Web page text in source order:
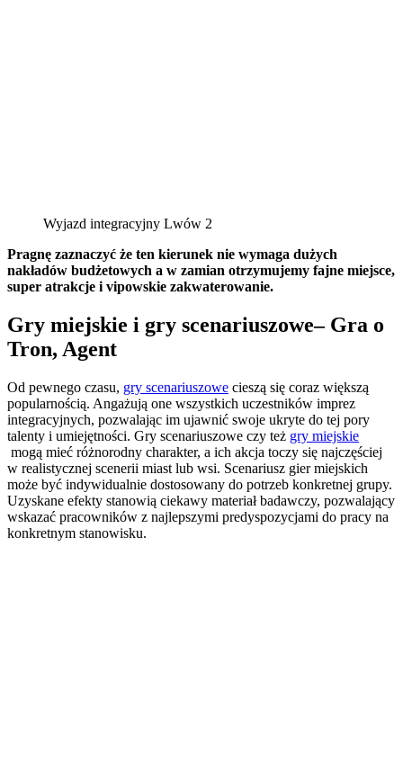
Wyjazd integracyjny Lwów 2
Pragnę zaznaczyć że ten kierunek nie wymaga dużych
nakładów budżetowych a w zamian otrzymujemy fajne miejsce,
super atrakcje i vipowskie zakwaterowanie.
Gry miejskie i gry scenariuszowe– Gra o
Tron, Agent
Od pewnego czasu, gry scenariuszowe cieszą się coraz większą
popularnością. Angażują one wszystkich uczestników imprez
integracyjnych, pozwalając im ujawnić swoje ukryte do tej pory
talenty i umiejętności. Gry scenariuszowe czy też gry miejskie
mogą mieć różnorodny charakter, a ich akcja toczy się najczęściej
w realistycznej scenerii miast lub wsi. Scenariusz gier miejskich
może być indywidualnie dostosowany do potrzeb konkretnej grupy.
Uzyskane efekty stanowią ciekawy materiał badawczy, pozwalający
wskazać pracowników z najlepszymi predyspozycjami do pracy na
konkretnym stanowisku.